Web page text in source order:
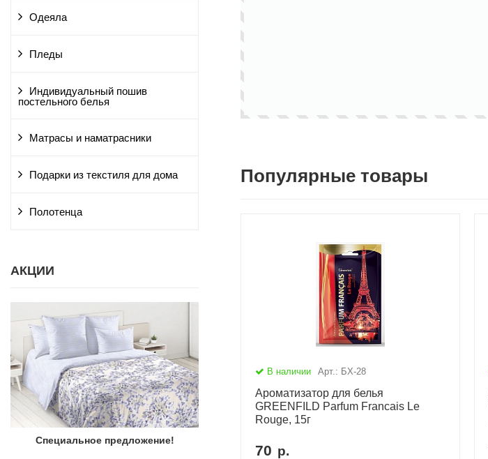
Одеяла
Пледы
Индивидуальный пошив
постельного белья
Матрасы и наматрасники
Подарки из текстиля для дома
Полотенца
АКЦИИ
Специальное предложение!
Популярные товары
В наличии Арт.: БХ-28
Ароматизатор для белья
GREENFILD Parfum Francais Le
Rouge, 15г
70 р.